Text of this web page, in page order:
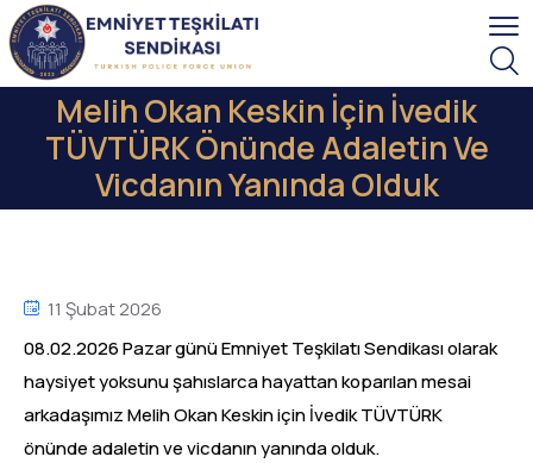
Melih Okan Keskin İçin İvedik
TÜVTÜRK Önünde Adaletin Ve
Vicdanın Yanında Olduk
11 Şubat 2026
08.02.2026 Pazar günü Emniyet Teşkilatı Sendikası olarak
haysiyet yoksunu şahıslarca hayattan koparılan mesai
arkadaşımız Melih Okan Keskin için İvedik TÜVTÜRK
önünde adaletin ve vicdanın yanında olduk.